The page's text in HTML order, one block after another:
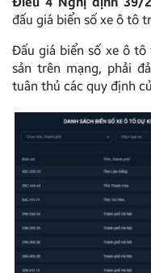
đấu giá biển số xe ô tô
Đấu giá biển số xe ô
sản trên mạng, phải
tuân thủ các quy định